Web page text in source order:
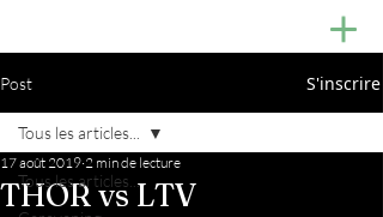
Post S'inscrire
Tous les articles...
Tous les articles...
THOR vs LTV
17 août 2019 2 min de lecture